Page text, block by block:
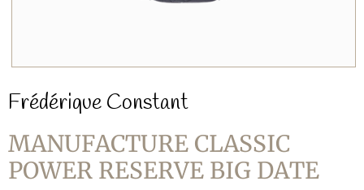
Frédérique Constant
MANUFACTURE CLASSIC
POWER RESERVE BIG DATE